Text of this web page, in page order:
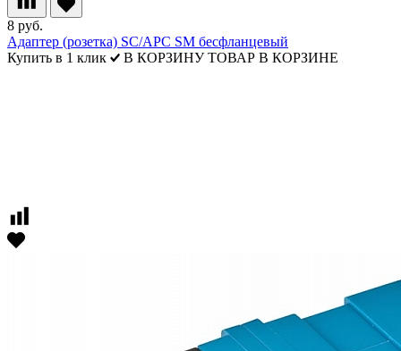
8 руб.
Адаптер (розетка) SC/APC SM бесфланцевый
Купить в 1 клик
В КОРЗИНУ ТОВАР В КОРЗИНЕ